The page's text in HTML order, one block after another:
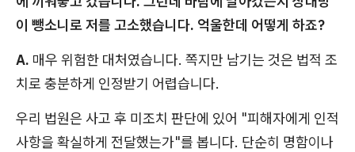
이 뺑소니로 저를 고소했습니다. 억울한데 어떻게 하죠?
A. 매우 위험한 대처였습니다. 쪽지만 남기는 것은 법적 조
치로 충분하게 인정받기 어렵습니다.
우리 법원은 사고 후 미조치 판단에 있어 "피해자에게 인적
사항을 확실하게 전달했는가"를 봅니다. 단순히 명함이나